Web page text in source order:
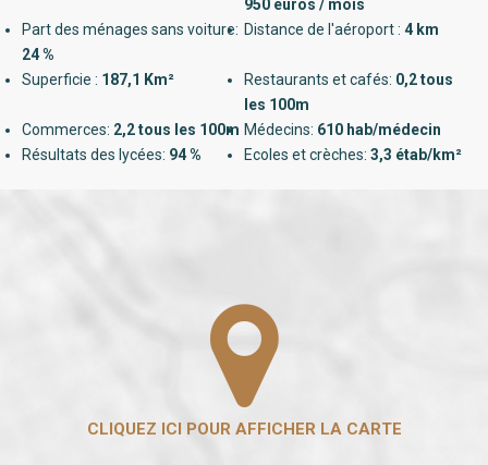
950 euros / mois
Part des ménages sans voiture:
24 %
Distance de l'aéroport : 4 km
Superficie : 187,1 Km² Restaurants et cafés: 0,2 tous
les 100m
Commerces: 2,2 tous les 100m Médecins: 610 hab/médecin
Résultats des lycées: 94 % Ecoles et crèches: 3,3 étab/km²